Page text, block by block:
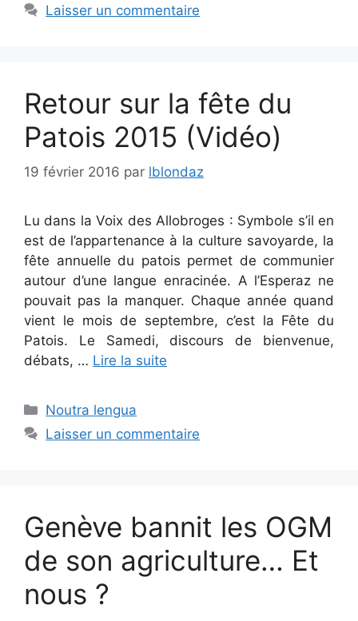
Laisser un commentaire
Retour sur la fête du
Patois 2015 (Vidéo)
19 février 2016 par lblondaz
Lu dans la Voix des Allobroges : Symbole s’il en
est de l’appartenance à la culture savoyarde, la
fête annuelle du patois permet de communier
autour d’une langue enracinée. A l’Esperaz ne
pouvait pas la manquer. Chaque année quand
vient le mois de septembre, c’est la Fête du
Patois. Le Samedi, discours de bienvenue,
débats, … Lire la suite
Catégories
Noutra lengua
Laisser un commentaire
Genève bannit les OGM
de son agriculture… Et
nous ?